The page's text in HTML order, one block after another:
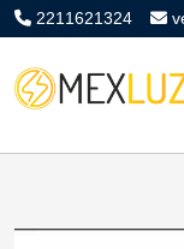
2211621324